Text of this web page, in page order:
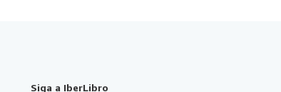
Siga a IberLibro